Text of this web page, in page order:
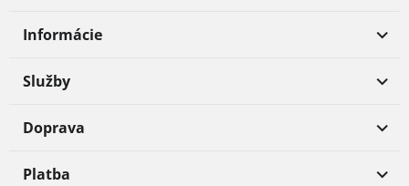
Informácie
Služby
Doprava
Platba